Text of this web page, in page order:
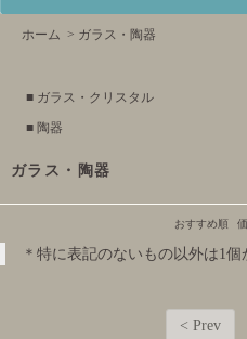
ホーム > ガラス・陶器
■ ガラス・クリスタル
■ 陶器
ガラス・陶器
おすすめ順
＊特に表記のないもの以外は1
< Prev